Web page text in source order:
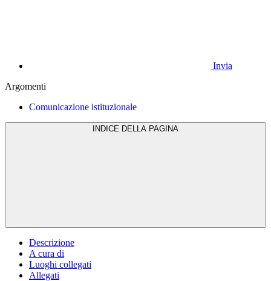
Invia
Argomenti
Comunicazione istituzionale
Descrizione
A cura di
Luoghi collegati
Allegati